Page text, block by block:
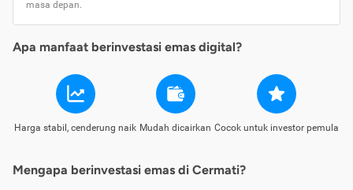
masa depan.
Apa manfaat berinvestasi emas digital?
Harga stabil, cenderung naik Mudah dicairkan Cocok untuk investor pemula
Mengapa berinvestasi emas di Cermati?